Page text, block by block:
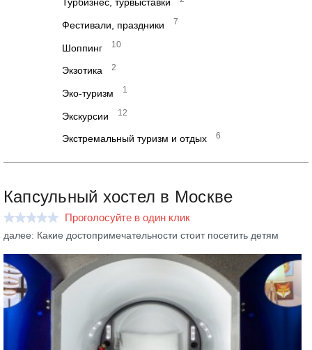
Турбизнес, турвыставки
Фестивали, праздники 7
Шоппинг 10
Экзотика 2
Эко-туризм 1
Экскурсии 12
Экстремальный туризм и отдых 6
Капсульный хостел в Москве
Проголосуйте в один клик
далее: Какие достопримечательности стоит посетить детям